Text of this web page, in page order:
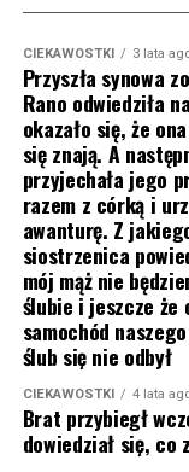
CIEKAWOSTKI 3 lata
Przyszła synowa
Rano odwiedziła
okazało się, że
się znają. A
przyjechała jego
razem z córką i
awanturę. Z
siostrzenica
mój mąż nie
ślubie i jeszcze że
samochód
ślub się nie odbył
CIEKAWOSTKI 4 lata
Brat przybiegł
dowiedział się,